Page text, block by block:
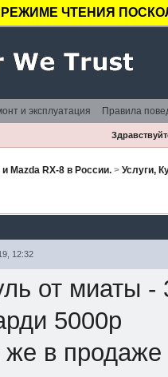
ЧТЕНИЯ
и эксплуатация Правила
Mazda RX-8 в России.> Услуги,
12:32
от миаты -
5000р
же в